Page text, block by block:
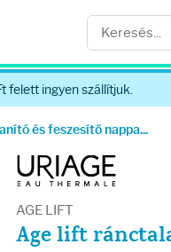
felett ingyen szállítjuk.
és feszesítő nappa...
AGE LIFT
Age lift